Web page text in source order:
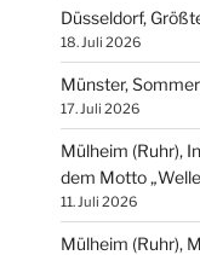
Düsseldorf,
18. Juli 2026
Münster,
17. Juli 2026
Mülheim (Ruhr),
dem Motto
11. Juli 2026
Mülheim (Ruhr),